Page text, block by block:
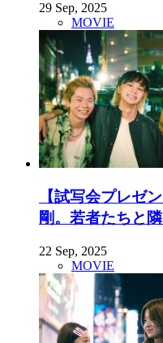
29 Sep, 2025
MOVIE
【試写会プレゼ
剛。若者たちと
22 Sep, 2025
MOVIE